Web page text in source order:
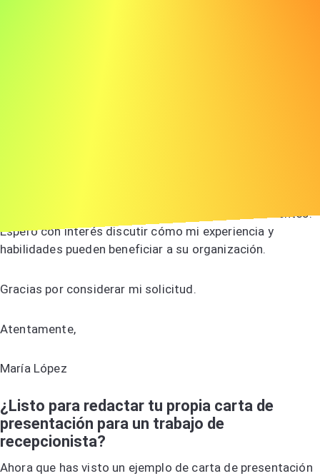
proporcionando soluciones de vanguardia a sus clientes.
Espero con interés discutir cómo mi experiencia y
habilidades pueden beneficiar a su organización.
Gracias por considerar mi solicitud.
Atentamente,
María López
¿Listo para redactar tu propia carta de
presentación para un trabajo de
recepcionista?
Ahora que has visto un ejemplo de carta de presentación